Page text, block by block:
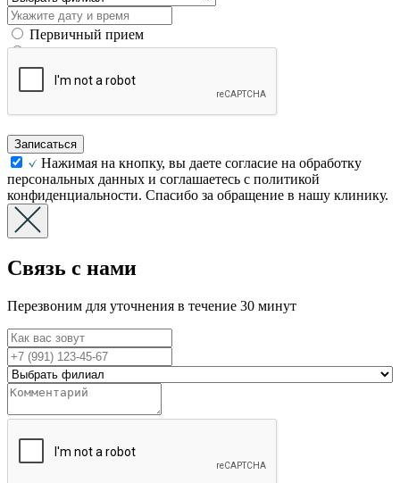
Первичный прием
Вторичный прием
Записаться
Нажимая на кнопку, вы даете согласие на обработку
персональных данных и соглашаетесь с политикой
конфиденциальности. Спасибо за обращение в нашу клинику.
Связь с нами
Перезвоним для уточнения в течение 30 минут